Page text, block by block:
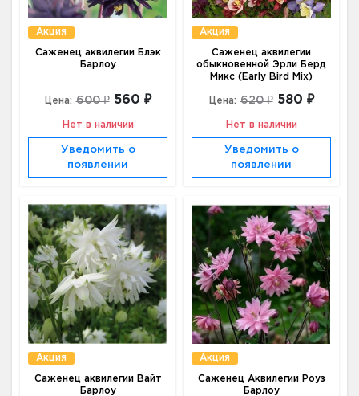
Акция
Саженец аквилегии Блэк
Барлоу
Цена: 600 ₽ 560 ₽
Нет в наличии
Уведомить о
появлении
Акция
Саженец аквилегии
обыкновенной Эрли Берд
Микс (Early Bird Mix)
Цена: 620 ₽ 580 ₽
Нет в наличии
Уведомить о
появлении
Акция
Саженец аквилегии Вайт
Барлоу
Акция
Саженец Аквилегии Роуз
Барлоу